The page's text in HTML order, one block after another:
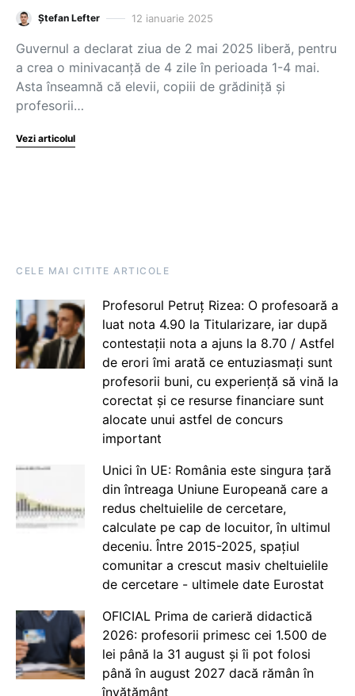
Ștefan Lefter 12 ianuarie 2025
Guvernul a declarat ziua de 2 mai 2025 liberă, pentru
a crea o minivacanță de 4 zile în perioada 1-4 mai.
Asta înseamnă că elevii, copiii de grădiniță și
profesorii…
Vezi articolul
CELE MAI CITITE ARTICOLE
Profesorul Petruț Rizea: O profesoară a
luat nota 4.90 la Titularizare, iar după
contestații nota a ajuns la 8.70 / Astfel
de erori îmi arată ce entuziasmați sunt
profesorii buni, cu experiență să vină la
corectat și ce resurse financiare sunt
alocate unui astfel de concurs
important
Unici în UE: România este singura țară
din întreaga Uniune Europeană care a
redus cheltuielile de cercetare,
calculate pe cap de locuitor, în ultimul
deceniu. Între 2015-2025, spațiul
comunitar a crescut masiv cheltuielile
de cercetare - ultimele date Eurostat
OFICIAL Prima de carieră didactică
2026: profesorii primesc cei 1.500 de
lei până la 31 august și îi pot folosi
până în august 2027 dacă rămân în
învățământ